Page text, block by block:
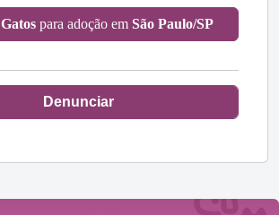
Gatospara adoção em São Paulo/SP
Denunciar